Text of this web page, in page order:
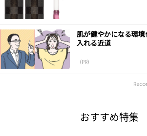
肌が健やかになる環
入れる近道
（PR）
おすすめ特集